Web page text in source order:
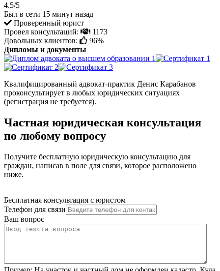
4.5/5
Был в сети 15 минут назад
Проверенный юрист
Провел консультаций:
1173
Довольных клиентов:
96%
Дипломы и документы
Квалифицированный адвокат-практик Денис Карабанов
проконсультирует в любых юридических ситуациях
(регистрация не требуется).
Частная юридическая консультация
по любому вопросу
Получите бесплатную юридическую консультацию для
граждан, написав в поле для связи, которое расположено
ниже.
Бесплатная консультация с юристом
Телефон для связи
Ваш вопрос